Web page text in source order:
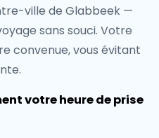
ville de Glabbeek —
sans souci. Votre
convenue, vous évitant
votre heure de prise